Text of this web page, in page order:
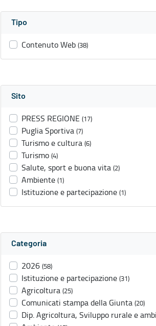
Tipo
Contenuto Web (38)
Sito
PRESS REGIONE (17)
Puglia Sportiva (7)
Turismo e cultura (6)
Turismo (4)
Salute, sport e buona vita (2)
Ambiente (1)
Istituzione e partecipazione (1)
Categoria
2026 (58)
Istituzione e partecipazione (31)
Agricoltura (25)
Comunicati stampa della Giunta (20)
Dip. Agricoltura, Sviluppo rurale e